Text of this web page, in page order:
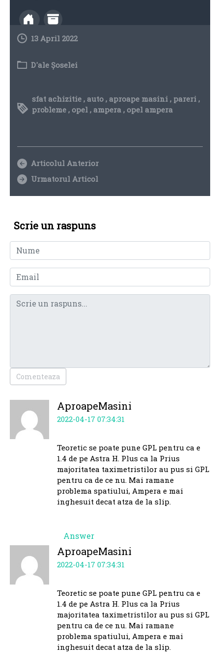
13 April 2022
D'ale Șoselei
sfat achizitie, auto, aproape masini, pareri,
probleme, opel, ampera, opel ampera
Articolul Anterior
Urmatorul Articol
Scrie un raspuns
Comenteaza
AproapeMasini
2022-04-17 07:34:31
Teoretic se poate pune GPL pentru ca e
1.4 de pe Astra H. Plus ca la Prius
majoritatea taximetristilor au pus si GPL
pentru ca de ce nu. Mai ramane
problema spatiului, Ampera e mai
inghesuit decat atza de la slip.
Answer
AproapeMasini
2022-04-17 07:34:31
Teoretic se poate pune GPL pentru ca e
1.4 de pe Astra H. Plus ca la Prius
majoritatea taximetristilor au pus si GPL
pentru ca de ce nu. Mai ramane
problema spatiului, Ampera e mai
inghesuit decat atza de la slip.